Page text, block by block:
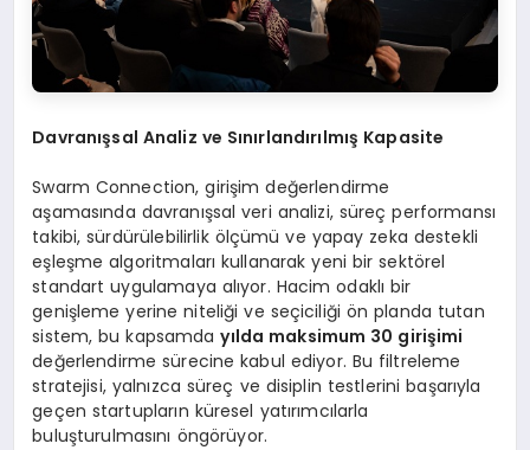
Davranışsal Analiz ve Sınırlandırılmış Kapasite
Swarm Connection, girişim değerlendirme
aşamasında davranışsal veri analizi, süreç performansı
takibi, sürdürülebilirlik ölçümü ve yapay zeka destekli
eşleşme algoritmaları kullanarak yeni bir sektörel
standart uygulamaya alıyor. Hacim odaklı bir
genişleme yerine niteliği ve seçiciliği ön planda tutan
sistem, bu kapsamdayılda maksimum 30 girişimi
değerlendirme sürecine kabul ediyor. Bu filtreleme
stratejisi, yalnızca süreç ve disiplin testlerini başarıyla
geçen startupların küresel yatırımcılarla
buluşturulmasını öngörüyor.